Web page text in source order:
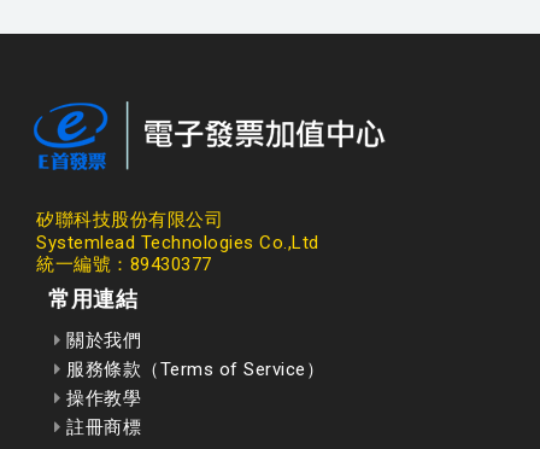
矽聯科技股份有限公司
Systemlead Technologies Co.,Ltd
統一編號：89430377
常用連結
關於我們
服務條款（Terms of Service）
操作教學
註冊商標